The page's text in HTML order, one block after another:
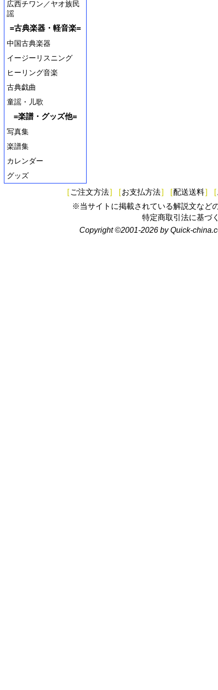
広西チワン／ヤオ族民
謡
=古典楽器・軽音楽=
中国古典楽器
イージーリスニング
ヒーリング音楽
古典戯曲
童謡・儿歌
=楽譜・グッズ他=
写真集
楽譜集
カレンダー
グッズ
[ ご注文方法] [お支払方法] [配送送料] [
※当サイトに掲載されている解説文など
特定商取引法に基づ
Copyright ©2001-2026 by Quick-